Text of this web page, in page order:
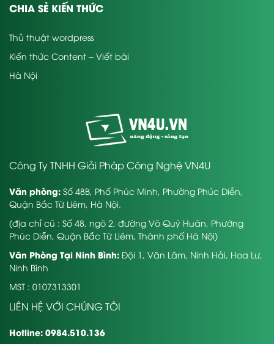
CHIA SẺ KIẾN THỨC
Thủ thuật wordpress
Kiến thức Content – Viết bài
Hà Nội
Công Ty TNHH Giải Pháp Công Nghệ VN4U
Văn phòng: Số 48B, Phố Phúc Minh, Phường Phúc Diễn,
Quận Bắc Từ Liêm, Hà Nội.
(địa chỉ cũ : Số 48, ngõ 2, đường Võ Quý Huân, Phường
Phúc Diễn, Quận Bắc Từ Liêm, Thành phố Hà Nội)
Văn Phòng Tại Ninh Bình: Đội 1, Văn Lâm, Ninh Hải, Hoa Lư,
Ninh Bình
MST : 0107313301
LIÊN HỆ VỚI CHÚNG TÔI
Hotline: 0984.510.136